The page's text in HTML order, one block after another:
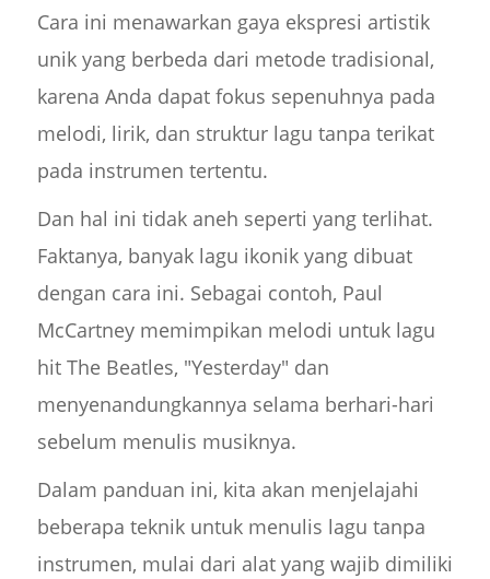
Cara ini menawarkan gaya ekspresi artistik
unik yang berbeda dari metode tradisional,
karena Anda dapat fokus sepenuhnya pada
melodi, lirik, dan struktur lagu tanpa terikat
pada instrumen tertentu.
Dan hal ini tidak aneh seperti yang terlihat.
Faktanya, banyak lagu ikonik yang dibuat
dengan cara ini. Sebagai contoh, Paul
McCartney memimpikan melodi untuk lagu
hit The Beatles, "Yesterday" dan
menyenandungkannya selama berhari-hari
sebelum menulis musiknya.
Dalam panduan ini, kita akan menjelajahi
beberapa teknik untuk menulis lagu tanpa
instrumen, mulai dari alat yang wajib dimiliki